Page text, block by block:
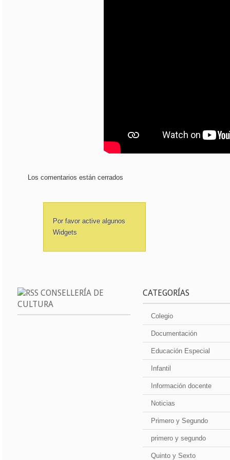
Los comentarios están cerrados
Por favor active algunos
Widgets
CONSELLERÍA DE
CULTURA
CATEGORÍAS
Colegio
Documentación
Educación Especial
Infantil
Información docente
Noticias
Primero y Segundo
primero y segundo
Quinto y Sexto